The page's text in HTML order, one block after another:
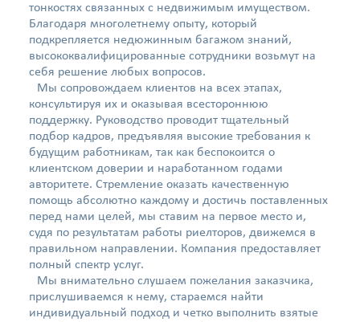
тонкостях связанных с недвижимым имуществом.
Благодаря многолетнему опыту, который
подкрепляется недюжинным багажом знаний,
высококвалифицированные сотрудники возьмут на
себя решение любых вопросов.
Мы сопровождаем клиентов на всех этапах,
консультируя их и оказывая всестороннюю
поддержку. Руководство проводит тщательный
подбор кадров, предъявляя высокие требования к
будущим работникам, так как беспокоится о
клиентском доверии и наработанном годами
авторитете. Стремление оказать качественную
помощь абсолютно каждому и достичь поставленных
перед нами целей, мы ставим на первое место и,
судя по результатам работы риелторов, движемся в
правильном направлении. Компания предоставляет
полный спектр услуг.
Мы внимательно слушаем пожелания заказчика,
прислушиваемся к нему, стараемся найти
индивидуальный подход и четко выполнить взятые